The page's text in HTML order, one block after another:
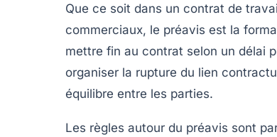
Que ce soit dans un contrat de
commerciaux, le préavis est la
mettre fin au contrat selon un délai
organiser la rupture du lien
équilibre entre les parties.
Les règles autour du préavis sont